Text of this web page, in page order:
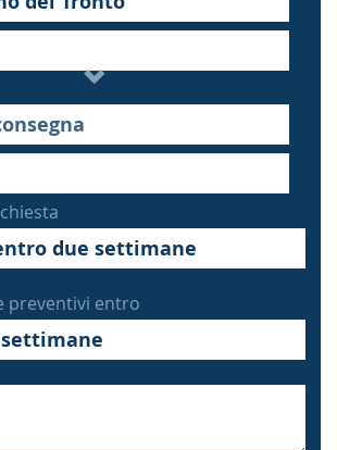
preventivi entro